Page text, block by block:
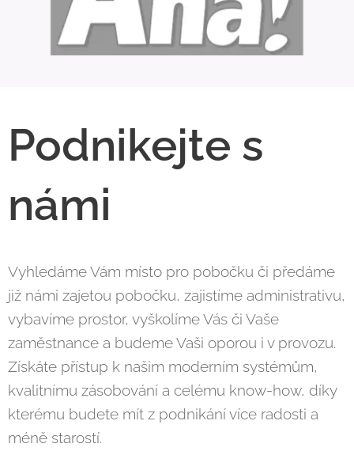
Podnikejte s
námi
Vyhledáme Vám místo pro pobočku či předáme
již námi zajetou pobočku, zajistíme administrativu,
vybavíme prostor, vyškolíme Vás či Vaše
zaměstnance a budeme Vaši oporou i v provozu.
Získáte přístup k našim moderním systémům,
kvalitnímu zásobování a celému know-how, díky
kterému budete mít z podnikání více radosti a
méně starostí.